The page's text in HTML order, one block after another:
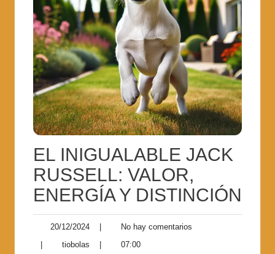
EL INIGUALABLE JACK
RUSSELL: VALOR,
ENERGÍA Y DISTINCIÓN
20/12/2024
No hay comentarios
tiobolas 07:00